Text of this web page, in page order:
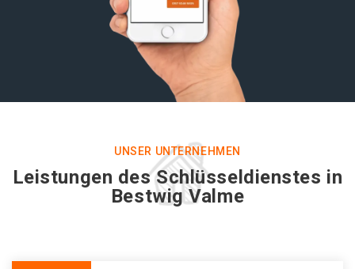
UNSER UNTERNEHMEN
Leistungen des Schlüsseldienstes in
Bestwig Valme